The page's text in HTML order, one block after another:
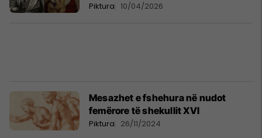
Piktura 10/04/2026
Mesazhet e fshehura në nudot
femërore të shekullit XVI
Piktura 26/11/2024